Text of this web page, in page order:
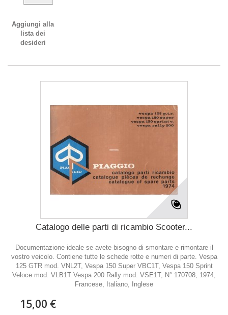
Aggiungi alla
lista dei
desideri
Catalogo delle parti di ricambio Scooter...
Documentazione ideale se avete bisogno di smontare e rimontare il
vostro veicolo. Contiene tutte le schede rotte e numeri di parte. Vespa
125 GTR mod. VNL2T, Vespa 150 Super VBC1T, Vespa 150 Sprint
Veloce mod. VLB1T Vespa 200 Rally mod. VSE1T, N° 170708, 1974,
Francese, Italiano, Inglese
15,00 €